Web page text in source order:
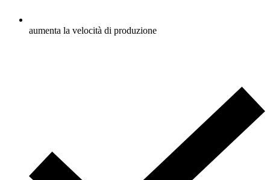
aumenta la velocità di produzione